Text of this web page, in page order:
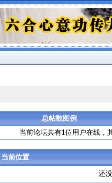
总帖数图例
当前论坛共有1位用户在线，
当前位置
还